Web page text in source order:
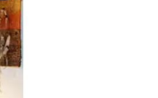
თუ თითის გასმის ჟესტები.